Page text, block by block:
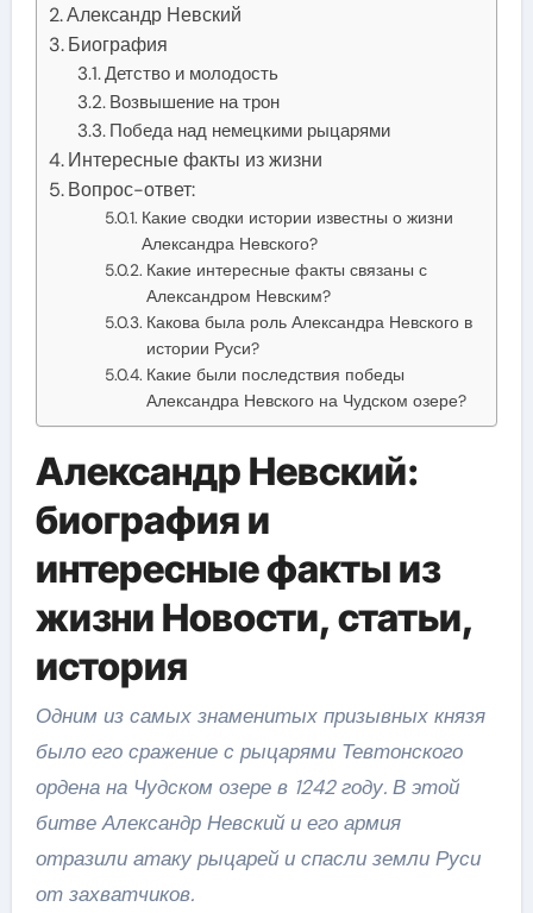
Александр Невский
Биография
Детство и молодость
Возвышение на трон
Победа над немецкими рыцарями
Интересные факты из жизни
Вопрос-ответ:
Какие сводки истории известны о жизни
Александра Невского?
Какие интересные факты связаны с
Александром Невским?
Какова была роль Александра Невского в
истории Руси?
Какие были последствия победы
Александра Невского на Чудском озере?
Александр Невский:
биография и
интересные факты из
жизни Новости, статьи,
история
Одним из самых знаменитых призывных князя
было его сражение с рыцарями Тевтонского
ордена на Чудском озере в 1242 году. В этой
битве Александр Невский и его армия
отразили атаку рыцарей и спасли земли Руси
от захватчиков.